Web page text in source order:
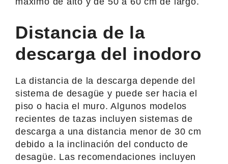
Distancia de la
descarga del inodoro
La distancia de la descarga depende del
sistema de desagüe y puede ser hacia el
piso o hacia el muro. Algunos modelos
recientes de tazas incluyen sistemas de
descarga a una distancia menor de 30 cm
debido a la inclinación del conducto de
desagüe. Las recomendaciones incluyen